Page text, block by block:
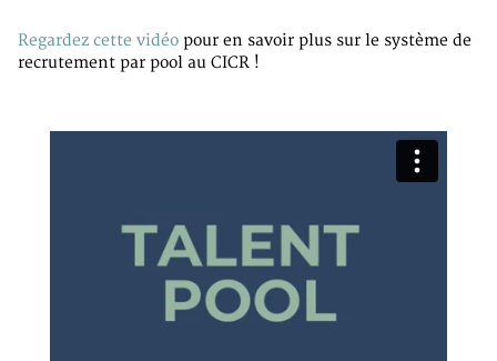
Regardez cette vidéo pour en savoir plus sur le système de
recrutement par pool au CICR !